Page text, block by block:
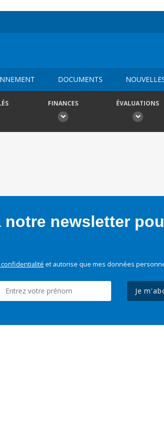
DOCUMENTS
FINANCES ÉVALUATIONS
notre newsletter
et autorise que mes données
Je